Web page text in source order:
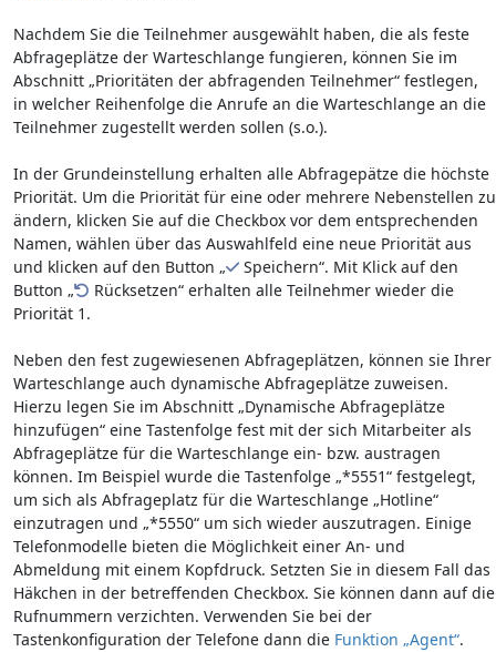
Nachdem Sie die Teilnehmer ausgewählt haben, die als feste
Abfrageplätze der Warteschlange fungieren, können Sie im
Abschnitt „Prioritäten der abfragenden Teilnehmer“ festlegen,
in welcher Reihenfolge die Anrufe an die Warteschlange an die
Teilnehmer zugestellt werden sollen (s.o.).
In der Grundeinstellung erhalten alle Abfragepätze die höchste
Priorität. Um die Priorität für eine oder mehrere Nebenstellen zu
ändern, klicken Sie auf die Checkbox vor dem entsprechenden
Namen, wählen über das Auswahlfeld eine neue Priorität aus
und klicken auf den Button „
Speichern“. Mit Klick auf den
Button „
Rücksetzen“ erhalten alle Teilnehmer wieder die
Priorität 1.
Neben den fest zugewiesenen Abfrageplätzen, können sie Ihrer
Warteschlange auch dynamische Abfrageplätze zuweisen.
Hierzu legen Sie im Abschnitt „Dynamische Abfrageplätze
hinzufügen“ eine Tastenfolge fest mit der sich Mitarbeiter als
Abfrageplätze für die Warteschlange ein- bzw. austragen
können. Im Beispiel wurde die Tastenfolge „*5551“ festgelegt,
um sich als Abfrageplatz für die Warteschlange „Hotline“
einzutragen und „*5550“ um sich wieder auszutragen. Einige
Telefonmodelle bieten die Möglichkeit einer An- und
Abmeldung mit einem Kopfdruck. Setzten Sie in diesem Fall das
Häkchen in der betreffenden Checkbox. Sie können dann auf die
Rufnummern verzichten. Verwenden Sie bei der
Tastenkonfiguration der Telefone dann die Funktion „Agent“.